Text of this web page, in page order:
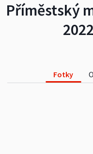
Příměstský
Fotky